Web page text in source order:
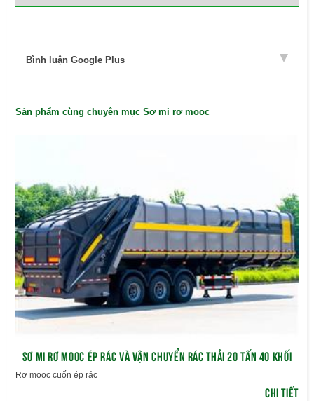
Bình luận Google Plus
Sản phẩm cùng chuyên mục Sơ mi rơ mooc
SƠ MI RƠ MOOC ÉP RÁC VÀ VẬN CHUYỂN RÁC THẢI 20 TẤN 40 KHỐI
Rơ mooc cuốn ép rác
CHI TIẾT